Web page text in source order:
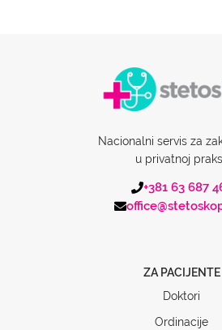
Nacionalni servis za
u privatnoj
+381 63 687
ZA PACIJENTE
Doktori
Ordinacije